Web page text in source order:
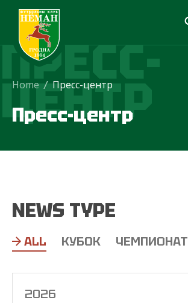
ПРЕСС-
ЦЕНТР
Home / Пресс-центр
Пресс-центр
2026
NEWS TYPE
ALL КУБОК ЧЕМПИОНАТ